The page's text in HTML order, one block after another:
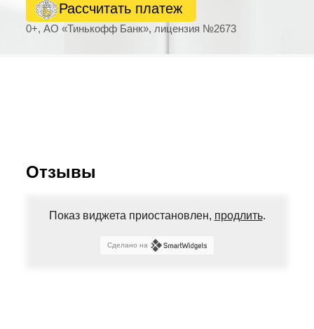
0+, АО «Тинькофф Банк», лицензия №2673
Рассчитать платеж
Отзывы
Показ виджета приостановлен, продлить.
Сделано на